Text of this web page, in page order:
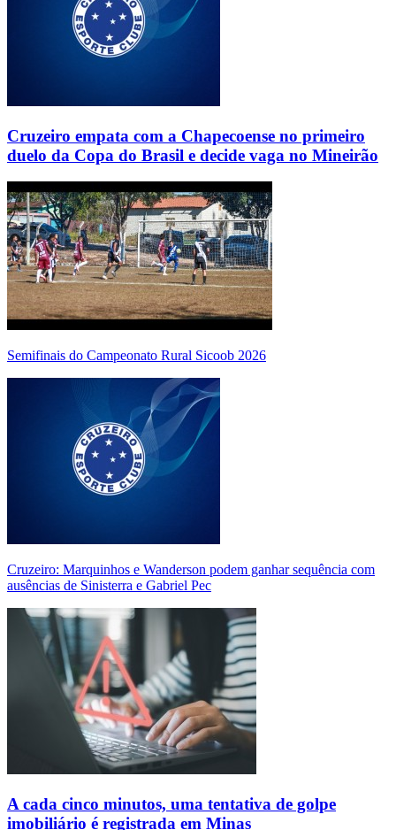
Cruzeiro empata com a Chapecoense no primeiro
duelo da Copa do Brasil e decide vaga no Mineirão
Semifinais do Campeonato Rural Sicoob 2026
Cruzeiro: Marquinhos e Wanderson podem ganhar sequência com
ausências de Sinisterra e Gabriel Pec
A cada cinco minutos, uma tentativa de golpe
imobiliário é registrada em Minas